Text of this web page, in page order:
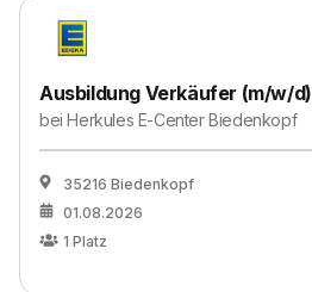
Ausbildung Verkäufer (m/w/d)
beiHerkules E-Center Biedenkopf
35216 Biedenkopf
01.08.2026
1 Platz